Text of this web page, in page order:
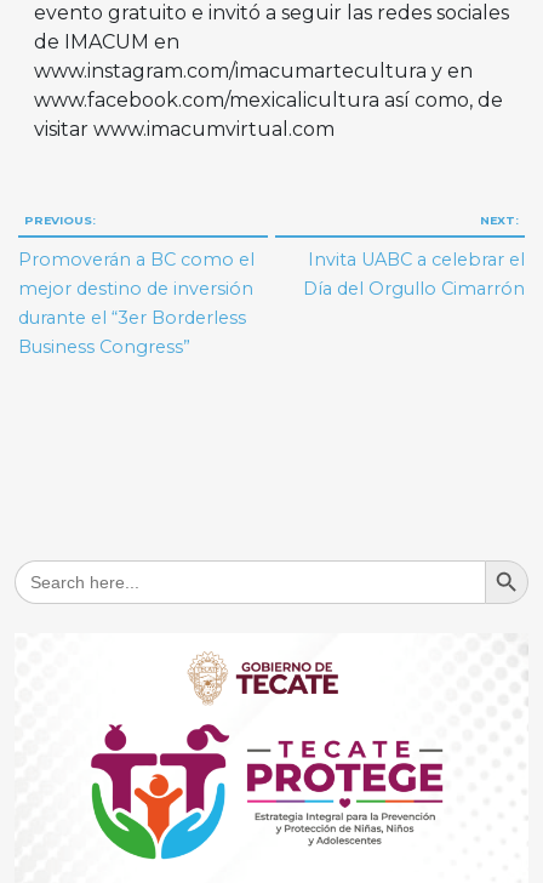
evento gratuito e invitó a seguir las redes sociales
de IMACUM en
www.instagram.com/imacumartecultura y en
www.facebook.com/mexicalicultura así como, de
visitar www.imacumvirtual.com
Navegación
de
entradas
PREVIOUS:
Promoverán a BC como el
mejor destino de inversión
durante el “3er Borderless
Business Congress”
NEXT:
Invita UABC a celebrar el
Día del Orgullo Cimarrón
Search
for:
Search